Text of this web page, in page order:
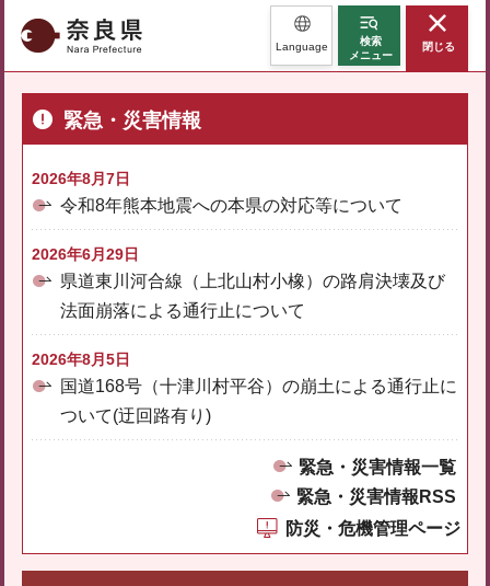
奈良県 Language
検索
メニュー
閉じる
緊急・災害情報
2026年8月7日
令和8年熊本地震への本県の対応等について
2026年6月29日
県道東川河合線（上北山村小橡）の路肩決壊及び
法面崩落による通行止について
2026年8月5日
国道168号（十津川村平谷）の崩土による通行止に
ついて(迂回路有り)
緊急・災害情報一覧
緊急・災害情報RSS
防災・危機管理ページ